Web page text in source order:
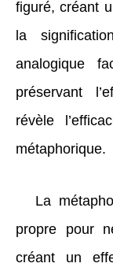
figuré, créant
la
analogique
préservant
révèle
métaphorique.
La
propre pour
créant un